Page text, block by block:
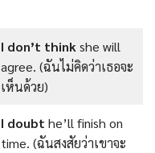
I don’t thinkshe will
agree. (ฉันไม่คิดว่าเธอจะ
เห็นด้วย)
I doubt he’ll finish on
time. (ฉันสงสัยว่าเขาจะ